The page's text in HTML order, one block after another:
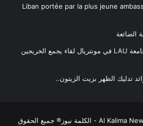
Liban portée par la plus jeune
الضائعة
إفطار جامعة LAU في مونتريال لقاء يجمع الخريجين
تدليك الظهر بزيت الزيتون..
© حقوق النشر 2026، Al Kalima News - الكلمة نيوز® جميع الحقوق